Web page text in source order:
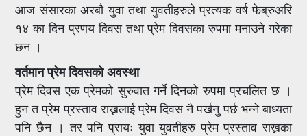
आज संसारका अरबौ युवा तथा युवतीहरुले प्रत्यक वर्ष फेब्रुअरि
१४ का दिन प्रणय दिवस तथा प्रेम दिवसका रुपमा मनाउने गरेका
छन ।
वर्तमान प्रेम दिवसको अवस्था
प्रेम दिवस एक प्रेमको सुरुवात गर्ने दिनको रुपमा प्रचलित छ ।
हुन त प्रेम प्रस्ताव राख्नलाई प्रेम दिवस नै पर्खनु पर्छ भन्ने बाध्यता
पनि छैन । तर पनि प्रायः युवा युवतीहरु प्रेम प्रस्ताव राख्नका